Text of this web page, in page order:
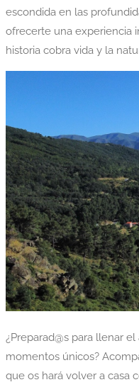
escondida en las
ofrecerte una experiencia
historia cobra vida y la
¿Preparad@s para llenar
momentos únicos?
que os hará volver a casa